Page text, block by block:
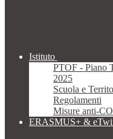
Istituto
PTOF - Piano
2025
Scuola e
Regolamenti
Misure anti-
ERASMUS+ &